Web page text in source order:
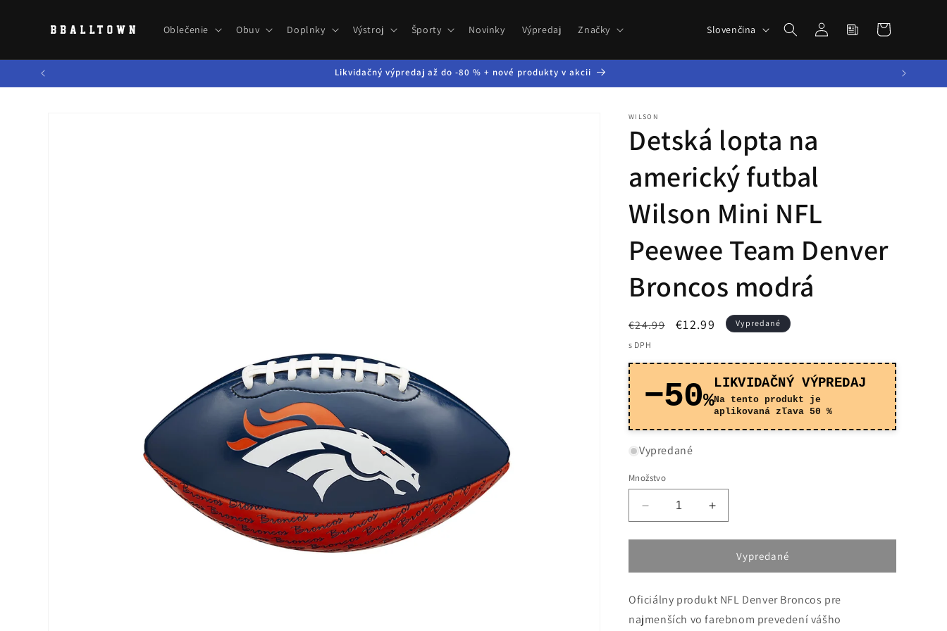
Oblečenie Obuv Doplnky Výstroj Športy Novinky Výpredaj Značky
y
Slovenčina
Prihlásiť
sveta
Košík
Likvidačný výpredaj až do -80 % + nové produkty v akcii
WILSON
Detská lopta na
americký futbal
Wilson Mini NFL
Peewee Team Denver
Broncos modrá
Normálna
cena
€24.99
Cena
zľave
€12.99 Vypredané
s DPH
−50%
LIKVIDAČNÝ VÝPREDAJ
Na tento produkt je
aplikovaná zľava 50 %
Vypredané
Množstvo
množstvo
pre
lopta
americký
futbal
Zvýšiť
množstvo
pre
Detská
lopta
americký
futbal
Vypredané
Oficiálny produkt NFL Denver Broncos pre
najmenších vo farebnom prevedení vášho